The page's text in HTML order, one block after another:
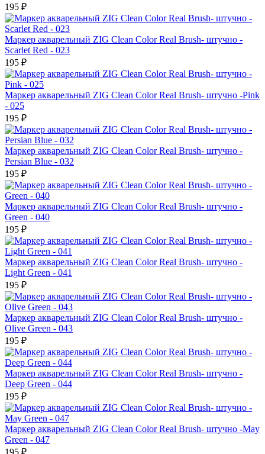
195 ₽
Маркер акварельный ZIG Clean Color Real Brush- штучно -
Scarlet Red - 023
195 ₽
Маркер акварельный ZIG Clean Color Real Brush- штучно -Pink
- 025
195 ₽
Маркер акварельный ZIG Clean Color Real Brush- штучно -
Persian Blue - 032
195 ₽
Маркер акварельный ZIG Clean Color Real Brush- штучно -
Green - 040
195 ₽
Маркер акварельный ZIG Clean Color Real Brush- штучно -
Light Green - 041
195 ₽
Маркер акварельный ZIG Clean Color Real Brush- штучно -
Olive Green - 043
195 ₽
Маркер акварельный ZIG Clean Color Real Brush- штучно -
Deep Green - 044
195 ₽
Маркер акварельный ZIG Clean Color Real Brush- штучно -May
Green - 047
195 ₽